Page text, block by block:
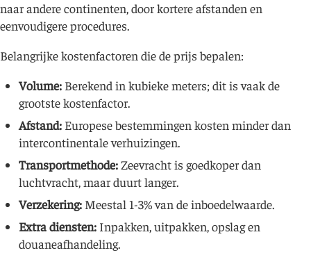
naar andere continenten, door kortere afstanden en
eenvoudigere procedures.
Belangrijke kostenfactoren die de prijs bepalen:
Volume: Berekend in kubieke meters; dit is vaak de
grootste kostenfactor.
Afstand: Europese bestemmingen kosten minder dan
intercontinentale verhuizingen.
Transportmethode:Zeevracht is goedkoper dan
luchtvracht, maar duurt langer.
Verzekering: Meestal 1-3% van de inboedelwaarde.
Extra diensten: Inpakken, uitpakken, opslag en
douaneafhandeling.